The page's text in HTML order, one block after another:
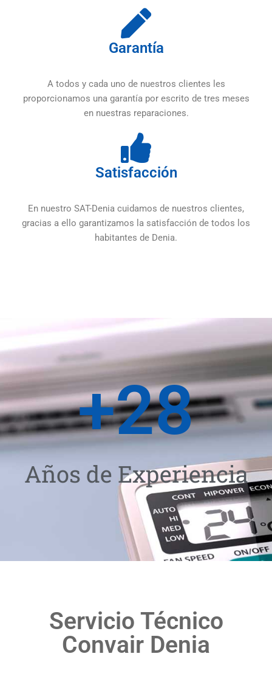
Garantía
A todos y cada uno de nuestros clientes les
proporcionamos una garantía por escrito de tres meses
en nuestras reparaciones.
Satisfacción
En nuestro SAT-Denia cuidamos de nuestros clientes,
gracias a ello garantizamos la satisfacción de todos los
habitantes de Denia.
Años de Experiencia
+28
Servicio Técnico
Convair Denia